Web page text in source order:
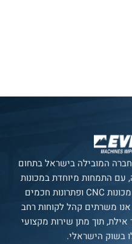
המובילה בישראל בתחום
עם התמחות מיוחדת במכונות
פייבר לייזר, כיפוף וחיתוך ברזל, מכונות CNC ופתרונות חכמים
משרתים קהל לקוחות רחב
אילת, תוך מתן שירות מקצועי
בשוק הישראלי.